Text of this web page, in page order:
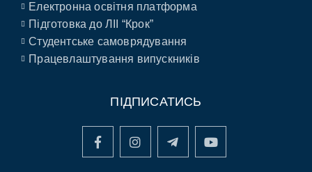
Електронна освітня платформа
Підготовка до ЛІІ “Крок”
Студентське самоврядування
Працевлаштування випускників
ПІДПИСАТИСЬ